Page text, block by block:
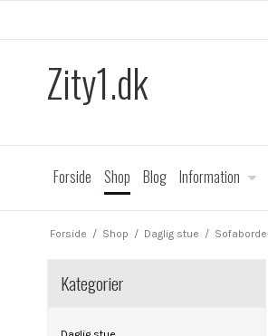
Zity1.dk
Forside Shop Blog Information
Forside / Shop / Daglig stue / Sofaborde
Kategorier